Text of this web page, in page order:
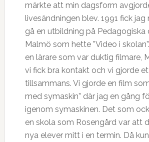
märkte att min dagsform
livesändningen blev. 1991 fick
gå en utbildning på Pedagogiska
Malmö som hette ”Video i
en lärare som var duktig filmare,
vi fick bra kontakt och vi gjorde
tillsammans. Vi gjorde en film
med symaskin” där jag en gång
igenom symaskinen. Det som
en skola som Rosengård var att
nya elever mitt i en termin. Då